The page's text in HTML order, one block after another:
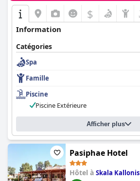
$
Information
Catégories
Spa
Famille
Piscine
Piscine Extérieure
Afficher plus
Pasiphae Hotel
Hôtel à Skala Kallonis